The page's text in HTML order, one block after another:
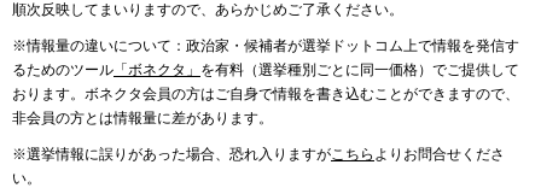
順次反映してまいりますので、あらかじめご了承ください。
※情報量の違いについて：政治家・候補者が選挙ドットコム上で情報を発信す
るためのツール 「ボネクタ」 を有料（選挙種別ごとに同一価格）でご提供して
おります。ボネクタ会員の方はご自身で情報を書き込むことができますので、
非会員の方とは情報量に差があります。
※選挙情報に誤りがあった場合、恐れ入りますがこちら よりお問合せくださ
い。